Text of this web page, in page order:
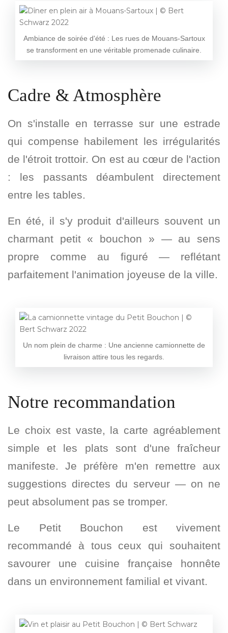
Ambiance de soirée d'été : Les rues de Mouans-Sartoux
se transforment en une véritable promenade culinaire.
Cadre & Atmosphère
On s'installe en terrasse sur une estrade
qui compense habilement les irrégularités
de l'étroit trottoir. On est au cœur de l'action
: les passants déambulent directement
entre les tables.
En été, il s'y produit d'ailleurs souvent un
charmant petit « bouchon » — au sens
propre comme au figuré — reflétant
parfaitement l'animation joyeuse de la ville.
Un nom plein de charme : Une ancienne camionnette de
livraison attire tous les regards.
Notre recommandation
Le choix est vaste, la carte agréablement
simple et les plats sont d'une fraîcheur
manifeste. Je préfère m'en remettre aux
suggestions directes du serveur — on ne
peut absolument pas se tromper.
Le Petit Bouchon est vivement
recommandé à tous ceux qui souhaitent
savourer une cuisine française honnête
dans un environnement familial et vivant.